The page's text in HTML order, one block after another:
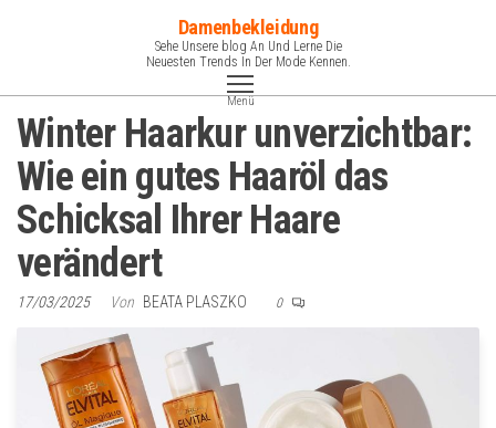
Damenbekleidung
Sehe Unsere blog An Und Lerne Die
Neuesten Trends In Der Mode Kennen.
Menü
Winter Haarkur unverzichtbar:
Wie ein gutes Haaröl das
Schicksal Ihrer Haare
verändert
17/03/2025 Von BEATA PLASZKO 0